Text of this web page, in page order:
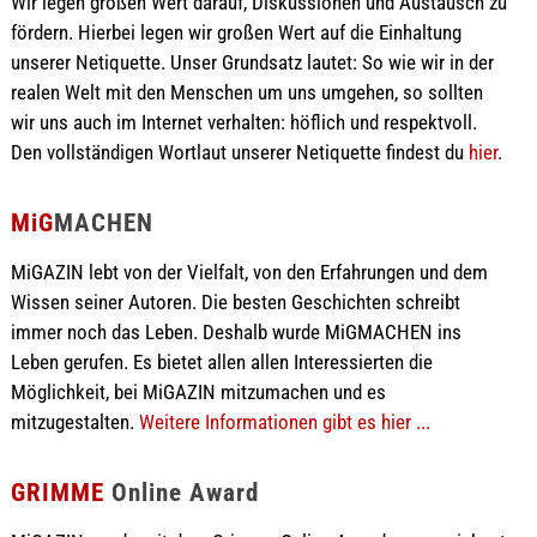
fördern. Hierbei legen wir großen Wert auf die Einhaltung
unserer Netiquette. Unser Grundsatz lautet: So wie wir in der
realen Welt mit den Menschen um uns umgehen, so sollten
wir uns auch im Internet verhalten: höflich und respektvoll.
Den vollständigen Wortlaut unserer Netiquette findest du hier.
MiGMACHEN
MiGAZIN lebt von der Vielfalt, von den Erfahrungen und dem
Wissen seiner Autoren. Die besten Geschichten schreibt
immer noch das Leben. Deshalb wurde MiGMACHEN ins
Leben gerufen. Es bietet allen allen Interessierten die
Möglichkeit, bei MiGAZIN mitzumachen und es
mitzugestalten. Weitere Informationen gibt es hier ...
GRIMME Online Award